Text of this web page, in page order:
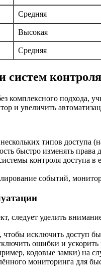
Средняя
Высокая
Средняя
контроля
комплексного подхода,
и увеличить
типов доступа
быстро изменять права
контроля доступа в
событий,
следует уделить
чтобы исключить доступ
ошибки и ускорить
кодовые замки) на
мониторинга для